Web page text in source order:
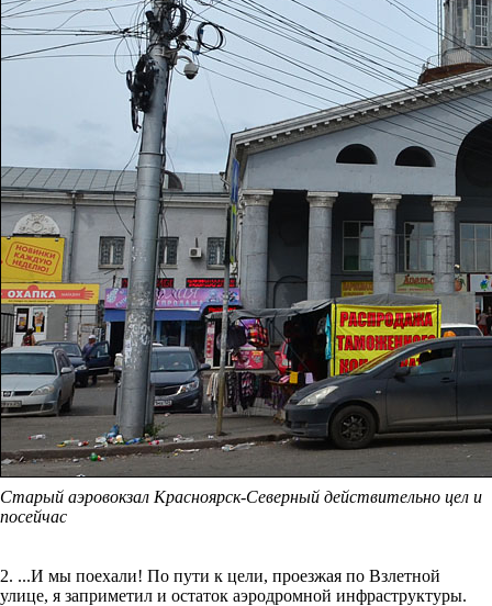
Старый аэровокзал Красноярск-Северный действительно цел и
посейчас
2. ...И мы поехали! По пути к цели, проезжая по Взлетной
улице, я заприметил и остаток аэродромной инфраструктуры.